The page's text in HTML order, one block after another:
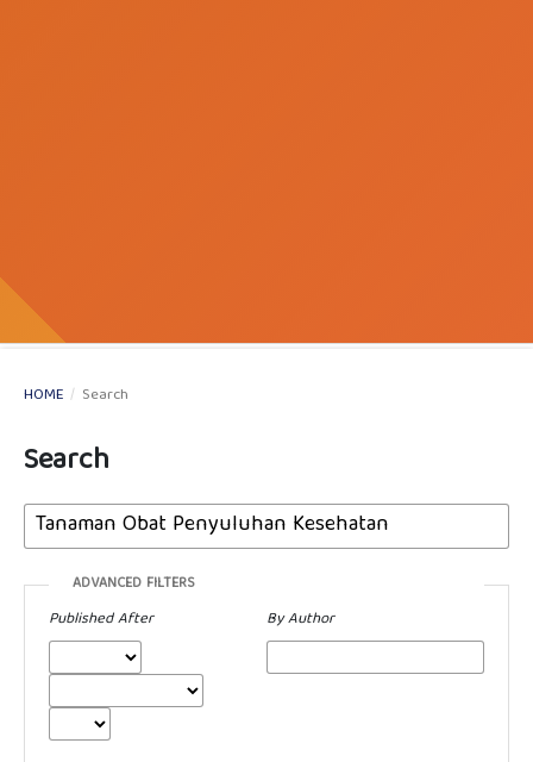
HOME / Search
Search
ADVANCED FILTERS
Published After By Author